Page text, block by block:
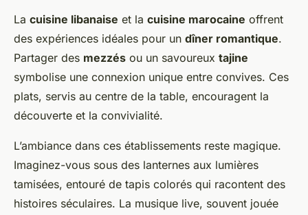
La cuisine libanaise et la cuisine marocaine offrent
des expériences idéales pour un dîner romantique.
Partager des mezzés ou un savoureux tajine
symbolise une connexion unique entre convives. Ces
plats, servis au centre de la table, encouragent la
découverte et la convivialité.
L’ambiance dans ces établissements reste magique.
Imaginez-vous sous des lanternes aux lumières
tamisées, entouré de tapis colorés qui racontent des
histoires séculaires. La musique live, souvent jouée